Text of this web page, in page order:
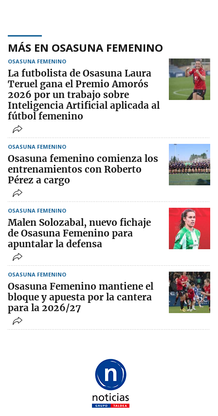
MÁS EN OSASUNA FEMENINO
OSASUNA FEMENINO
La futbolista de Osasuna Laura
Teruel gana el Premio Amorós
2026 por un trabajo sobre
Inteligencia Artificial aplicada al
fútbol femenino
OSASUNA FEMENINO
Osasuna femenino comienza los
entrenamientos con Roberto
Pérez a cargo
OSASUNA FEMENINO
Malen Solozabal, nuevo fichaje
de Osasuna Femenino para
apuntalar la defensa
OSASUNA FEMENINO
Osasuna Femenino mantiene el
bloque y apuesta por la cantera
para la 2026/27